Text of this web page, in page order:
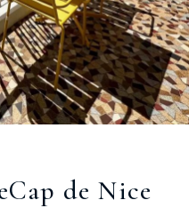
Cap de Nice